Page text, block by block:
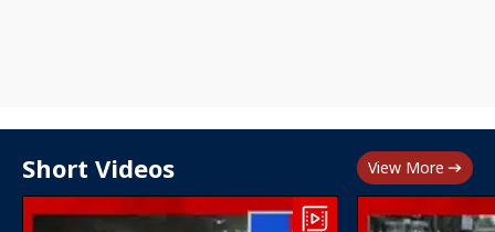
Short Videos View More